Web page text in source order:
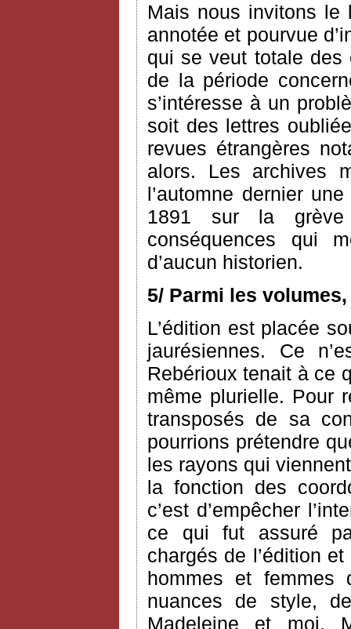
Mais nous invitons le
annotée et pourvue
qui se veut totale des
de la période
s’intéresse à un
soit des lettres
revues étrangères
alors. Les archives
l’automne dernier
1891 sur la
conséquences qui
d’aucun historien.
5/ Parmi les
L’édition est placée
jaurésiennes. Ce
Rebérioux tenait à ce
même plurielle. Pour
transposés de sa
pourrions prétendre
les rayons qui
la fonction des
c’est d’empêcher
ce qui fut assuré
chargés de l’édition
hommes et
nuances de style,
Madeleine et moi,